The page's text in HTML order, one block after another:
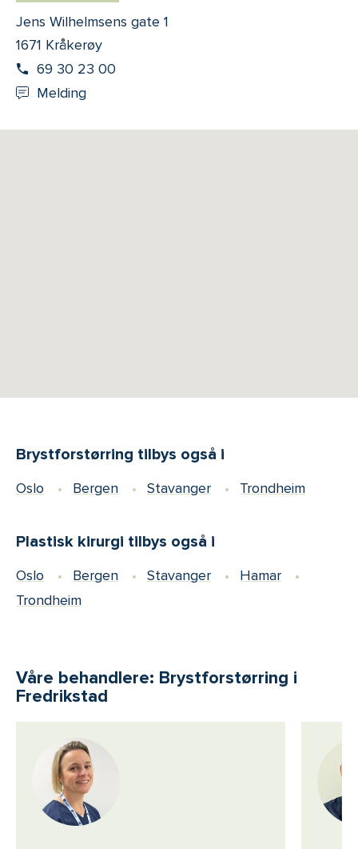
Jens Wilhelmsens gate 1
1671 Kråkerøy
69 30 23 00
Melding
Brystforstørring tilbys også i
Oslo Bergen Stavanger Trondheim
Plastisk kirurgi tilbys også i
Oslo Bergen Stavanger
Hamar
Trondheim
Våre behandlere: Brystforstørring i
Fredrikstad